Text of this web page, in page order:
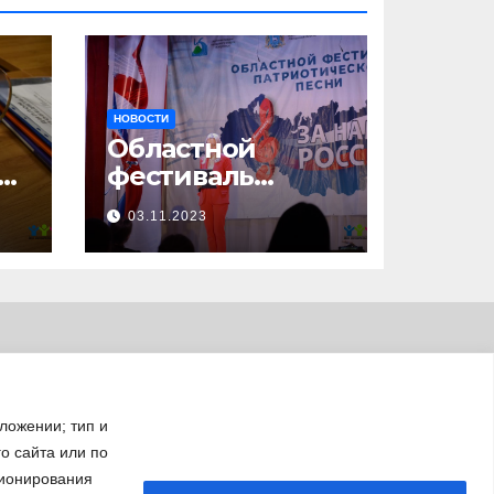
тип и
сайта или по
НОВОСТИ
Областной
фестиваль
патриотической
песни «За нами –
Россия!»
03.11.2023